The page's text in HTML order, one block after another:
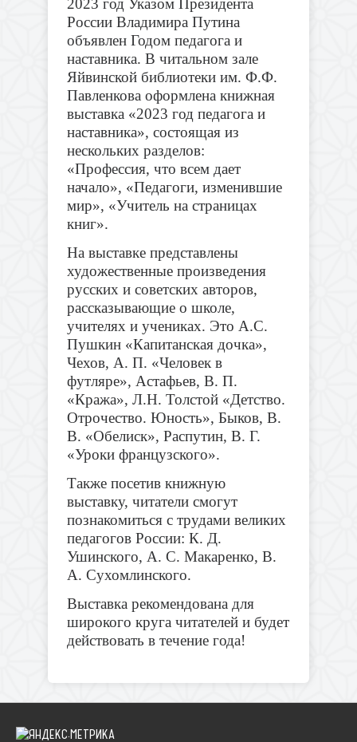
2023 год Указом Президента
России Владимира Путина
объявлен Годом педагога и
наставника. В читальном зале
Яйвинской библиотеки им. Ф.Ф.
Павленкова оформлена книжная
выставка «2023 год педагога и
наставника», состоящая из
нескольких разделов:
«Профессия, что всем дает
начало», «Педагоги, изменившие
мир», «Учитель на страницах
книг».
На выставке представлены
художественные произведения
русских и советских авторов,
рассказывающие о школе,
учителях и учениках. Это А.С.
Пушкин «Капитанская дочка»,
Чехов, А. П. «Человек в
футляре», Астафьев, В. П.
«Кража», Л.Н. Толстой «Детство.
Отрочество. Юность», Быков, В.
В. «Обелиск», Распутин, В. Г.
«Уроки французского».
Также посетив книжную
выставку, читатели смогут
познакомиться с трудами великих
педагогов России: К. Д.
Ушинского, А. С. Макаренко, В.
А. Сухомлинского.
Выставка рекомендована для
широкого круга читателей и будет
действовать в течение года!